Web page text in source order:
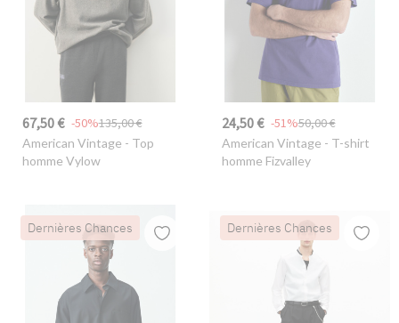
67,50 € 135,00 €
-50%
American Vintage - Top
homme Vylow
24,50 € 50,00 €
-51%
American Vintage - T-shirt
homme Fizvalley
Dernières Chances Dernières Chances